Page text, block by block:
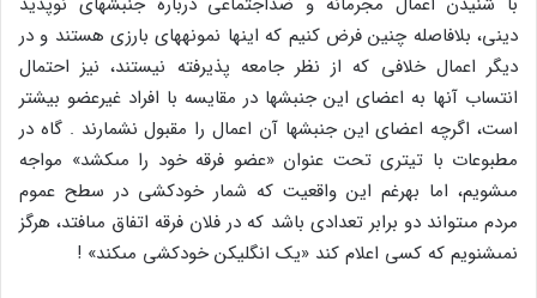
دینى، بلافاصله چنین فرض کنیم که اینها نمونه‏هاى بارزى هستند و در
دیگر اعمال خلافى که از نظر جامعه پذیرفته نیستند، نیز احتمال
انتساب آن‏ها به اعضاى این جنبش‏ها در مقایسه با افراد غیرعضو بیشتر
است، اگرچه اعضاى این جنبش‏ها آن اعمال را مقبول نشمارند . گاه در
مطبوعات با تیترى تحت عنوان «عضو فرقه خود را مى‏کشد» مواجه
مى‏شویم، اما به‏رغم این واقعیت که شمار خودکشى در سطح عموم
مردم مى‏تواند دو برابر تعدادى باشد که در فلان فرقه اتفاق مى‏افتد، هرگز
نمى‏شنویم که کسى اعلام کند «یک انگلیکن خودکشى مى‏کند» !